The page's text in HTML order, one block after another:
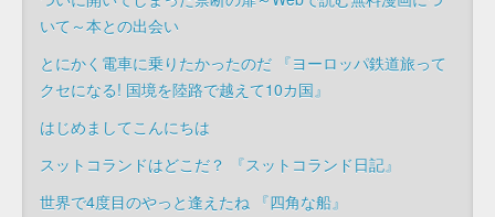
いて～本との出会い
とにかく電車に乗りたかったのだ 『ヨーロッパ鉄道旅って
クセになる! 国境を陸路で越えて10カ国』
はじめましてこんにちは
スットコランドはどこだ？ 『スットコランド日記』
世界で4度目のやっと逢えたね 『四角な船』